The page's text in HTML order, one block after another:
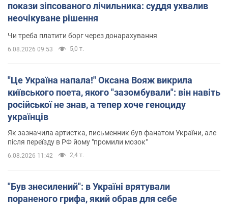
покази зіпсованого лічильника: суддя ухвалив
неочікуване рішення
Чи треба платити борг через донарахування
6.08.2026 09:53 5,0 т.
"Це Україна напала!" Оксана Вояж викрила
київського поета, якого "зазомбували": він навіть
російської не знав, а тепер хоче геноциду
українців
Як зазначила артистка, письменник був фанатом України, але
після переїзду в РФ йому "промили мозок"
6.08.2026 11:42 2,4 т.
"Був знесилений": в Україні врятували
пораненого грифа, який обрав для себе